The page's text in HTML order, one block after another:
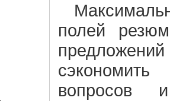
полей
вопросов